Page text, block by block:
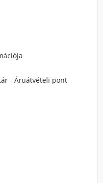
- Áruátvételi pont